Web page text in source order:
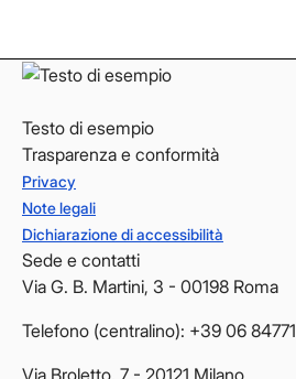
Testo di esempio
Trasparenza e conformità
Privacy
Note legali
Dichiarazione di accessibilità
Sede e contatti
Via G. B. Martini, 3 - 00198 Roma
Telefono (centralino): +39 06 84771
Via Broletto, 7 - 20121 Milano